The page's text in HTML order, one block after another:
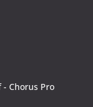
Chorus Pro